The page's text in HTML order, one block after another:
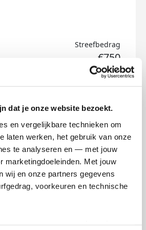
dat je onze website bezoekt.
en vergelijkbare technieken om
laten werken, het gebruik van onze
te analyseren en — met jouw
Met jouw
wij en onze partners gegevens
voorkeuren en technische
Streefbedrag
€750
badges